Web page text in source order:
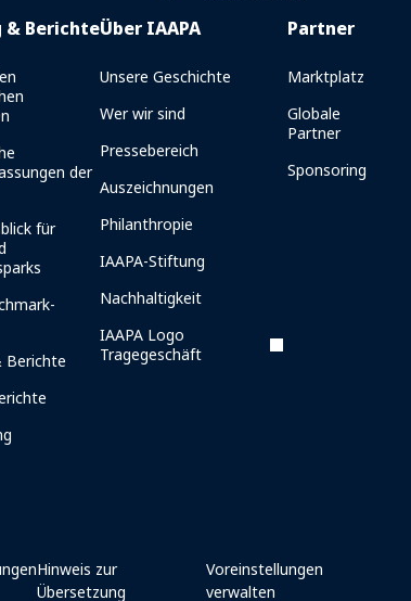
& Berichte
der
für
Berichte
Über IAAPA
Unsere Geschichte
Wer wir sind
Pressebereich
Auszeichnungen
Philanthropie
IAAPA-Stiftung
Nachhaltigkeit
IAAPA Logo
Tragegeschäft
Partner
Marktplatz
Globale
Partner
Sponsoring
Hinweis zur
Übersetzung
Voreinstellungen
verwalten